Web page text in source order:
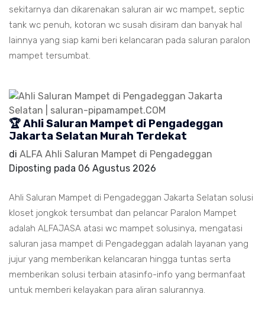
sekitarnya dan dikarenakan saluran air wc mampet, septic
tank wc penuh, kotoran wc susah disiram dan banyak hal
lainnya yang siap kami beri kelancaran pada saluran paralon
mampet tersumbat.
🏆 Ahli Saluran Mampet di Pengadeggan
Jakarta Selatan Murah Terdekat
di ALFA Ahli Saluran Mampet di Pengadeggan
Diposting pada 06 Agustus 2026
Ahli Saluran Mampet di Pengadeggan Jakarta Selatan solusi
kloset jongkok tersumbat dan pelancar Paralon Mampet
adalah ALFAJASA atasi wc mampet solusinya, mengatasi
saluran jasa mampet di Pengadeggan adalah layanan yang
jujur yang memberikan kelancaran hingga tuntas serta
memberikan solusi terbain atasinfo-info yang bermanfaat
untuk memberi kelayakan para aliran salurannya.